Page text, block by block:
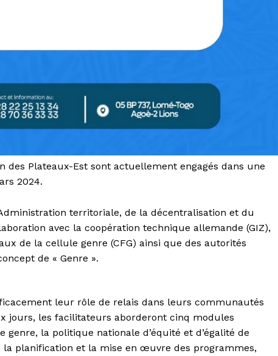
des Plateaux-Est sont actuellement engagés dans une
2024.
territoriale, de la décentralisation et du
avec la coopération technique allemande (GIZ),
de la cellule genre (CFG) ainsi que des autorités
de « Genre ».
leur rôle de relais dans leurs communautés
jours, les facilitateurs aborderont cinq modules
la politique nationale d’équité et d’égalité de
planification et la mise en œuvre des programmes,